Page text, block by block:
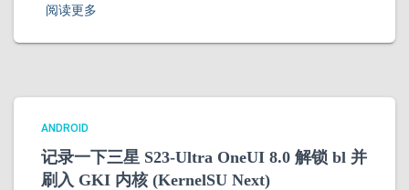
阅读更多
ANDROID
记录一下三星 S23-Ultra OneUI 8.0 解锁 bl 并
刷入 GKI 内核 (KernelSU Next)